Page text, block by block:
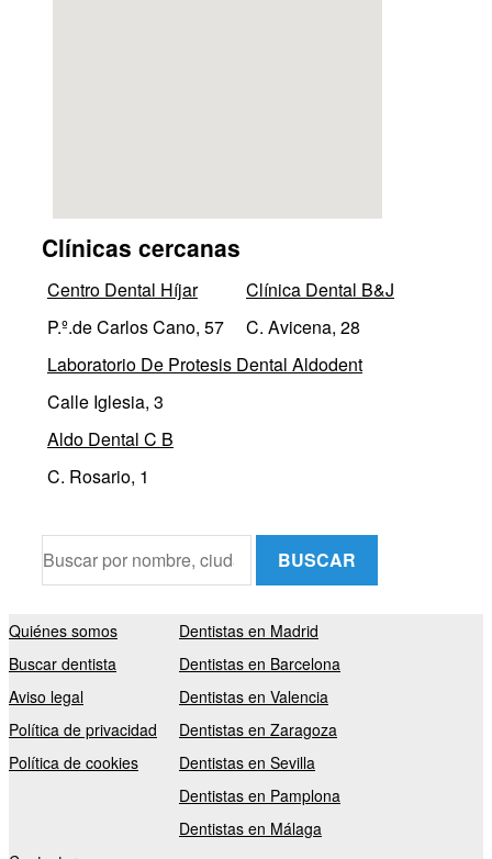
Clínicas cercanas
Centro Dental Híjar
P.º.de Carlos Cano, 57
Clínica Dental B&J
C. Avicena, 28
Laboratorio De Protesis Dental Aldodent
Calle Iglesia, 3
Aldo Dental C B
C. Rosario, 1
BUSCAR
Quiénes somos
Buscar dentista
Aviso legal
Política de privacidad
Política de cookies
Dentistas en Madrid
Dentistas en Barcelona
Dentistas en Valencia
Dentistas en Zaragoza
Dentistas en Sevilla
Dentistas en Pamplona
Dentistas en Málaga